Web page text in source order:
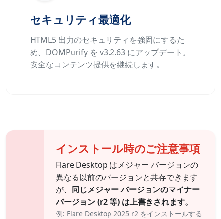
セキュリティ最適化
HTML5 出力のセキュリティを強固にするた
め、DOMPurify を v3.2.63 にアップデート。
安全なコンテンツ提供を継続します。
インストール時のご注意事項
Flare Desktop はメジャー バージョンの
異なる以前のバージョンと共存できます
が、 同じメジャー バージョンのマイナー
バージョン (r2 等) は上書きされます。
例: Flare Desktop 2025 r2 をインストールする